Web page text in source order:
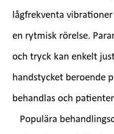
lågfrekventa
en rytmisk rörelse.
och tryck kan enkelt
handstycket beroende
behandlas och
Populära